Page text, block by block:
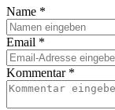
Name *
Email *
Kommentar *